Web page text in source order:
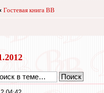
‹ Гостевая книга ВВ